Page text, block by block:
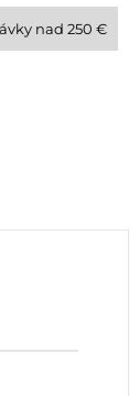
nad 250 €